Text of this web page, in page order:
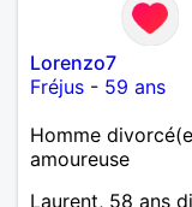
Lorenzo7
Fréjus - 59 ans
Homme
amoureuse
Laurent, 58 ans